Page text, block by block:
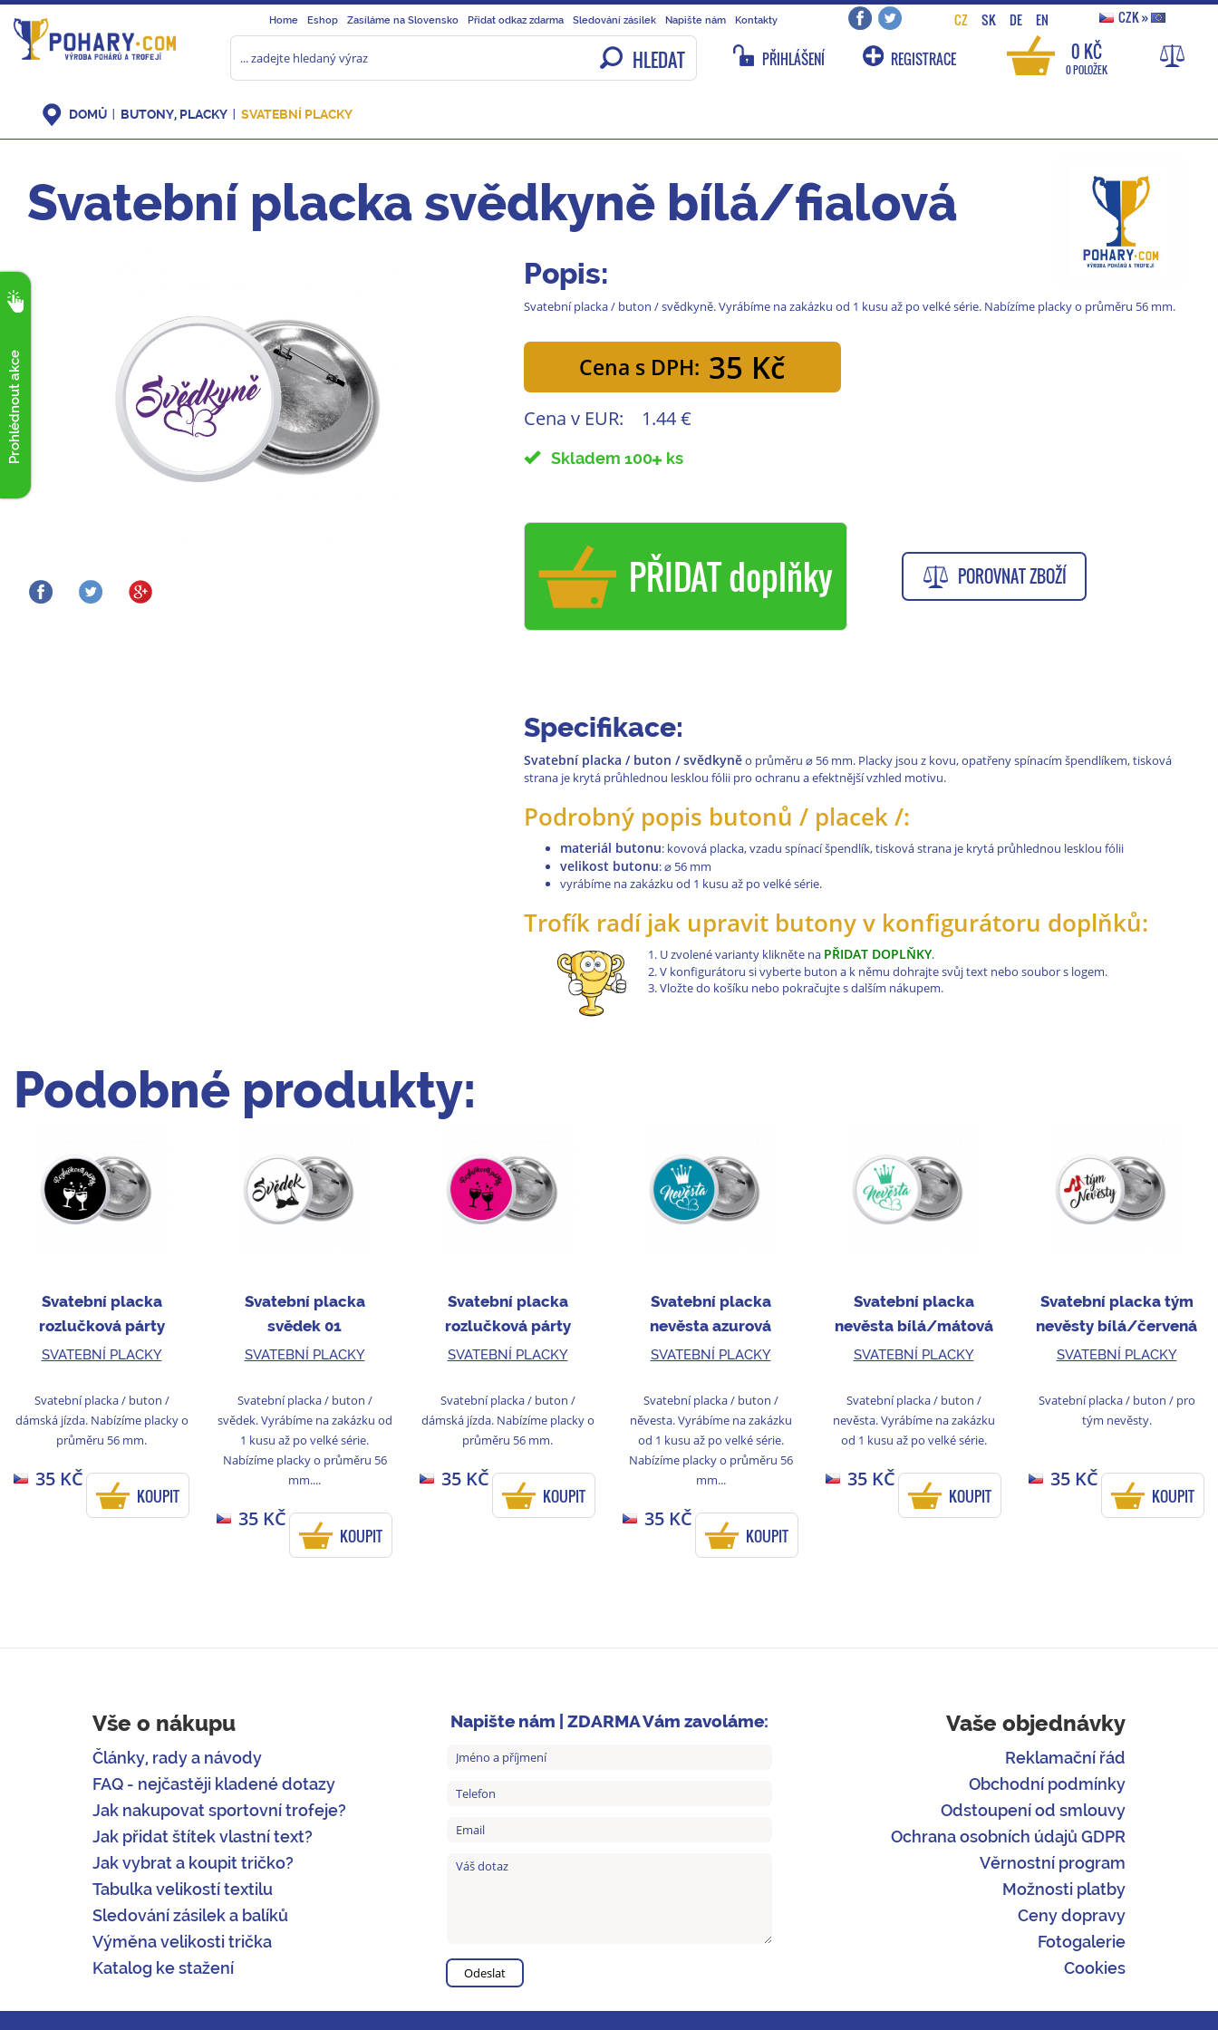
Home Eshop Zasíláme na Slovensko Přidat odkaz zdarma Sledování zásilek Napište nám Kontakty CZ SK DE EN CZK»
HLEDAT PŘIHLÁŠENÍ REGISTRACE 0 KČ
0 POLOŽEK
Prohlédnout akce
DOMŮ BUTONY, PLACKY SVATEBNÍ PLACKY
Svatební placka svědkyně bílá/fialová
Popis:
Svatební placka / buton / svědkyně. Vyrábíme na zakázku od 1 kusu až po velké série. Nabízíme placky o průměru 56 mm.
Cena s DPH: 35 Kč
Cena v EUR: 1.44 €
Skladem 100 ks
PŘIDAT doplňky POROVNAT ZBOŽÍ
Specifikace:
Svatební placka / buton / svědkyněo průměru ⌀ 56 mm. Placky jsou z kovu, opatřeny spínacím špendlíkem, tisková
strana je krytá průhlednou lesklou fólii pro ochranu a efektnější vzhled motivu.
Podrobný popis butonů / placek /:
materiál butonu: kovová placka, vzadu spínací špendlík, tisková strana je krytá průhlednou lesklou fólii
velikost butonu:⌀ 56 mm
vyrábíme na zakázku od 1 kusu až po velké série.
Trofík radí jak upravit butony v konfigurátoru doplňků:
U zvolené varianty klikněte na PŘIDAT DOPLŇKY.
V konfigurátoru si vyberte buton a k němu dohrajte svůj text nebo soubor s logem.
Vložte do košíku nebo pokračujte s dalším nákupem.
Podobné produkty:
Svatební placka
rozlučková párty
černá/bílá
SVATEBNÍ PLACKY
Svatební placka / buton /
dámská jízda. Nabízíme placky o
průměru 56 mm.
35 KČ
KOUPIT
Svatební placka
svědek 01
SVATEBNÍ PLACKY
Svatební placka / buton /
svědek. Vyrábíme na zakázku od
1 kusu až po velké série.
Nabízíme placky o průměru 56
mm....
35 KČ
KOUPIT
Svatební placka
rozlučková párty
růžová/černá
SVATEBNÍ PLACKY
Svatební placka / buton /
dámská jízda. Nabízíme placky o
průměru 56 mm.
35 KČ
KOUPIT
Svatební placka
nevěsta azurová
SVATEBNÍ PLACKY
Svatební placka / buton /
něvesta. Vyrábíme na zakázku
od 1 kusu až po velké série.
Nabízíme placky o průměru 56
mm...
35 KČ
KOUPIT
Svatební placka
nevěsta bílá/mátová
SVATEBNÍ PLACKY
Svatební placka / buton /
nevěsta. Vyrábíme na zakázku
od 1 kusu až po velké série.
35 KČ
KOUPIT
Svatební placka tým
nevěsty bílá/červená
SVATEBNÍ PLACKY
Svatební placka / buton / pro
tým nevěsty.
35 KČ
KOUPIT
Vše o nákupu
Články, rady a návody
FAQ - nejčastěji kladené dotazy
Jak nakupovat sportovní trofeje?
Jak přidat štítek vlastní text?
Jak vybrat a koupit tričko?
Tabulka velikostí textilu
Sledování zásilek a balíků
Výměna velikosti trička
Katalog ke stažení
Napište nám | ZDARMA Vám zavoláme: Vaše objednávky
Reklamační řád
Obchodní podmínky
Odstoupení od smlouvy
Ochrana osobních údajů GDPR
Věrnostní program
Možnosti platby
Ceny dopravy
Fotogalerie
Cookies